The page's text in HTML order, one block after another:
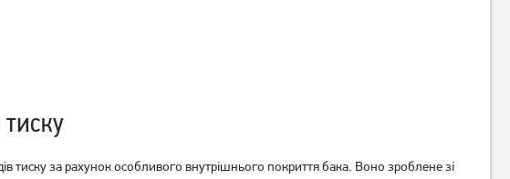
тиску за рахунок особливого внутрішнього покриття бака. Воно зроблене зі